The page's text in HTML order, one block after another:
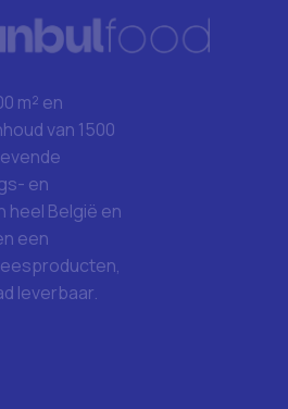
m² en
van 1500
en
heel België en
een
leverbaar.